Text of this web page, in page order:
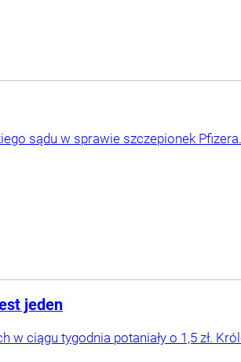
sądu w sprawie szczepionek
jeden
ciągu tygodnia potaniały o 1,5 zł.